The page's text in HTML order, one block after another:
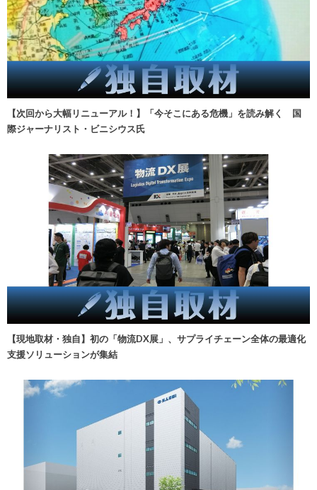
【次回から大幅リニューアル！】「今そこにある危機」を読み解く 国
際ジャーナリスト・ビニシウス氏
【現地取材・独自】初の「物流DX展」、サプライチェーン全体の最適化
支援ソリューションが集結